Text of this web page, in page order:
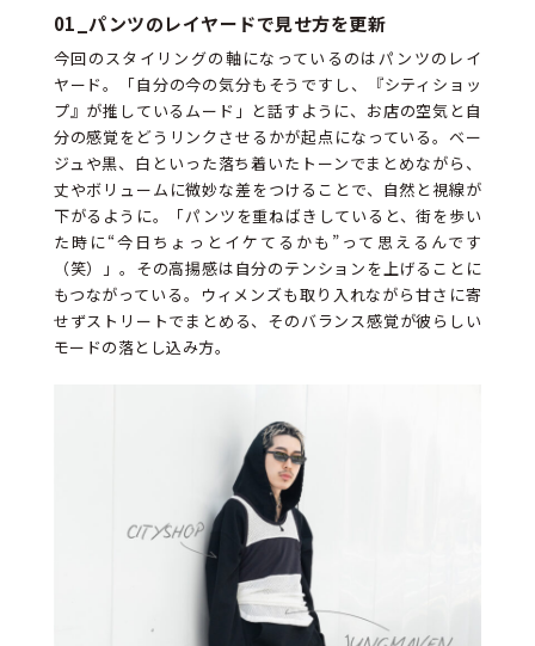
01_ パンツのレイヤードで見せ方を更新
今回のスタイリングの軸になっているのはパンツのレイ
ヤード。「自分の今の気分もそうですし、『シティショッ
プ』が推しているムード」と話すように、お店の空気と自
分の感覚をどうリンクさせるかが起点になっている。ベー
ジュや黒、白といった落ち着いたトーンでまとめながら、
丈やボリュームに微妙な差をつけることで、自然と視線が
下がるように。「パンツを重ねばきしていると、街を歩い
た時に“今日ちょっとイケてるかも”って思えるんです
（笑）」。その高揚感は自分のテンションを上げることに
もつながっている。ウィメンズも取り入れながら甘さに寄
せずストリートでまとめる、そのバランス感覚が彼らしい
モードの落とし込み方。